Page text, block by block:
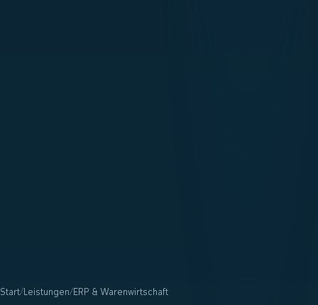
Start/ Leistungen/ ERP & Warenwirtschaft